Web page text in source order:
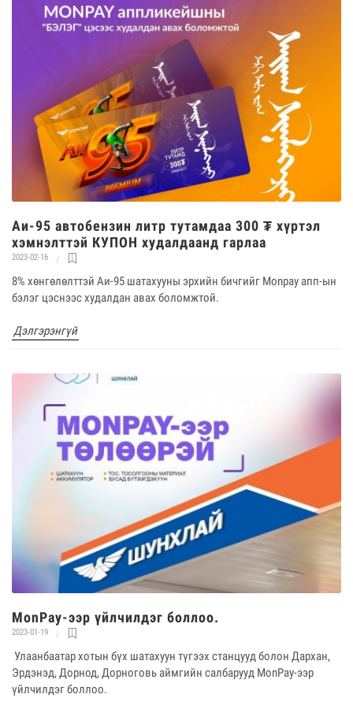
Аи-95 автобензин литр тутамдаа 300 ₮ хүртэл
хэмнэлттэй КУПОН худалдаанд гарлаа
2023-02-16
8% хөнгөлөлттэй Аи-95 шатахууны эрхийн бичгийг Monpay апп-ын
бэлэг цэснээс худалдан авах боломжтой.
Дэлгэрэнгүй
MonPay-ээр үйлчилдэг боллоо.
2023-01-19
Улаанбаатар хотын бүх шатахуун түгээх станцууд болон Дархан,
Эрдэнэд, Дорнод, Дорноговь аймгийн салбарууд MonPay-ээр
үйлчилдэг боллоо.